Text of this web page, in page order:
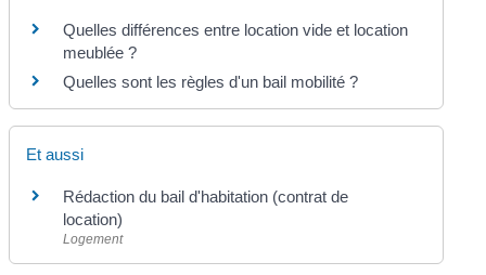
Quelles différences entre location vide et location
meublée ?
Quelles sont les règles d'un bail mobilité ?
Et aussi
Rédaction du bail d'habitation (contrat de
location)
Logement